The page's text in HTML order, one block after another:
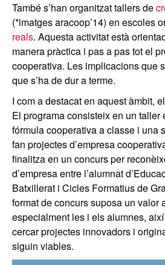
També s’han organitzat tallers de
(*imatges aracoop’14) en escoles
reals. Aquesta activitat està
manera pràctica i pas a pas tot el
cooperativa. Les implicacions que
que s’ha de dur a terme.
I com a destacat en aquest àmbit,
El programa consisteix en un taller
fórmula cooperativa a classe i una
fan projectes d’empresa
finalitza en un concurs per
d’empresa entre l’alumnat
Batxillerat i Cicles Formatius de
format de concurs suposa un valor
especialment les i els alumnes,
cercar projectes innovadors i
siguin viables.